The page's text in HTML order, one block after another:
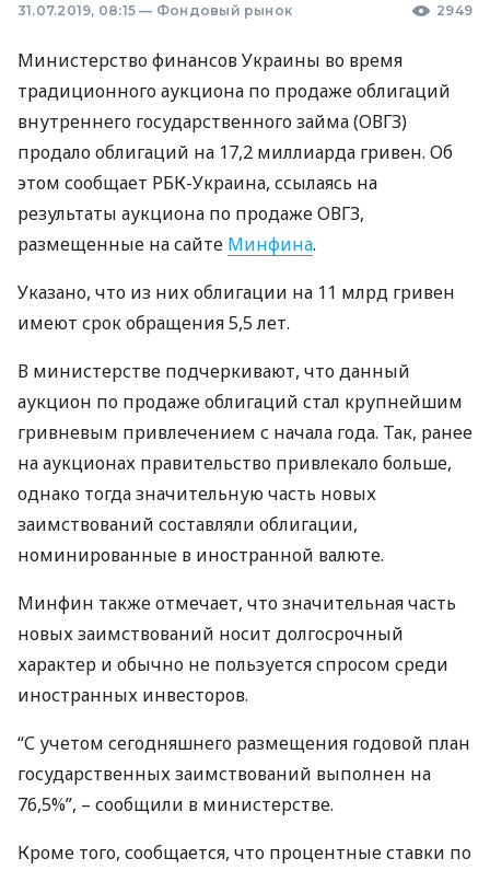
31.07.2019, 08:15 — Фондовый рынок 2949
Министерство финансов Украины во время
традиционного аукциона по продаже облигаций
внутреннего государственного займа (ОВГЗ)
продало облигаций на 17,2 миллиарда гривен. Об
этом сообщает РБК-Украина, ссылаясь на
результаты аукциона по продажеОВГЗ,
размещенные на сайте Минфина.
Указано, что из них облигации на 11 млрд гривен
имеют срок обращения 5,5 лет.
В министерстве подчеркивают, что данный
аукцион по продаже облигаций стал крупнейшим
гривневым привлечением с начала года. Так, ранее
на аукционах правительство привлекало больше,
однако тогда значительную часть новых
заимствований составляли облигации,
номинированные в иностранной валюте.
Минфин также отмечает, что значительная часть
новых заимствований носит долгосрочный
характер и обычно не пользуется спросом среди
иностранных инвесторов.
“С учетом сегодняшнего размещения годовой план
государственных заимствований выполнен на
76,5%”, – сообщили в министерстве.
Кроме того, сообщается, что процентные ставки по